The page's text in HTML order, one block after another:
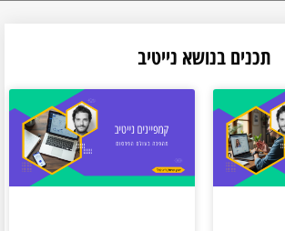
תכנים בנושא נייטיב